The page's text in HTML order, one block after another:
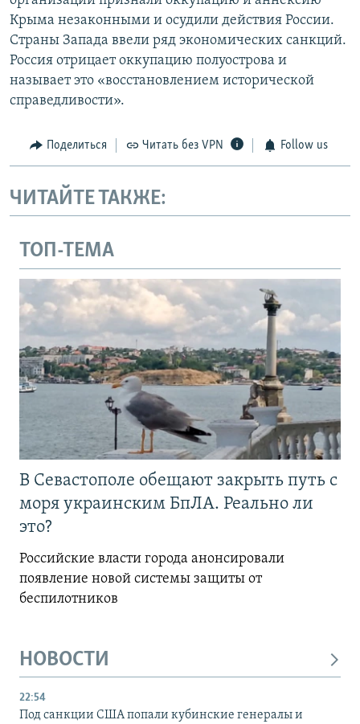
Крыма незаконными и осудили действия России.
Страны Запада ввели ряд экономических санкций.
Россия отрицает оккупацию полуострова и
называет это «восстановлением исторической
справедливости».
Поделиться Читать без VPN Follow us
ЧИТАЙТЕ ТАКЖЕ:
ТОП-ТЕМА
В Севастополе обещают закрыть путь с
моря украинским БпЛА. Реально ли
это?
Российские власти города анонсировали
появление новой системы защиты от
беспилотников
НОВОСТИ
22:54
Под санкции США попали кубинские генералы и